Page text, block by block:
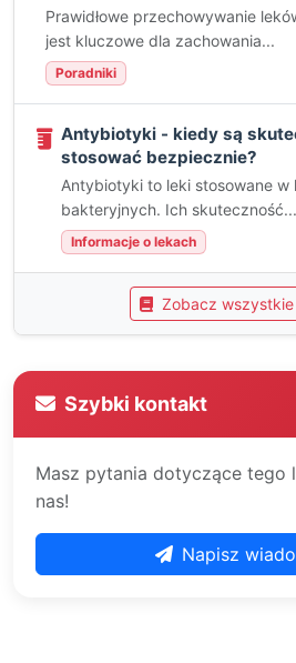
Prawidłowe przechowywanie
jest kluczowe dla zachowania...
Poradniki
Antybiotyki - kiedy są
stosować bezpiecznie?
Antybiotyki to leki stosowane w
bakteryjnych. Ich skuteczność...
Informacje o lekach
Zobacz wszystkie
Szybki kontakt
Masz pytania dotyczące tego
nas!
Napisz